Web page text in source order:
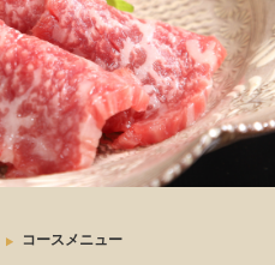
コースメニュー